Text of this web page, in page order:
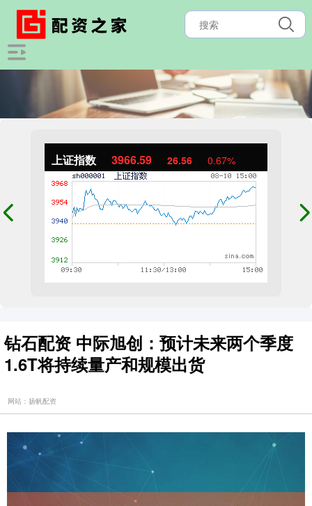
上证指数 3966.59 26.56 0.67%
钻石配资 中际旭创：预计未来两个季度
1.6T将持续量产和规模出货
网站：扬帆配资